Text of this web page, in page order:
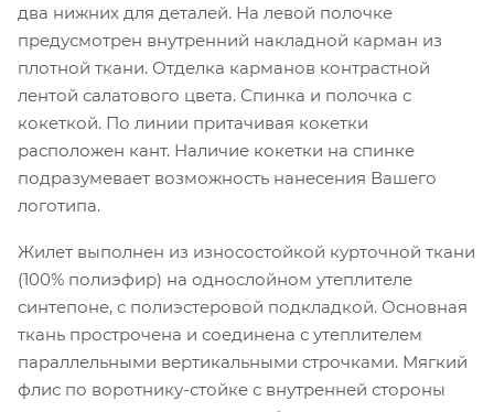
два нижних для деталей. На левой полочке
предусмотрен внутренний накладной карман из
плотной ткани. Отделка карманов контрастной
лентой салатового цвета. Спинка и полочка с
кокеткой. По линии притачивая кокетки
расположен кант. Наличие кокетки на спинке
подразумевает возможность нанесения Вашего
логотипа.
Жилет выполнен из износостойкой курточной ткани
(100% полиэфир) на однослойном утеплителе
синтепоне, с полиэстеровой подкладкой. Основная
ткань прострочена и соединена с утеплителем
параллельными вертикальными строчками. Мягкий
флис по воротнику-стойке с внутренней стороны